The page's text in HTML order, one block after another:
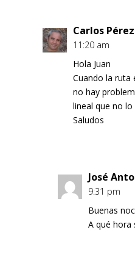
Carlos
11:20 am
Hola Juan
Cuando la ruta
no hay
lineal que no
Saludos
José
9:31 pm
Buenas
A qué hora